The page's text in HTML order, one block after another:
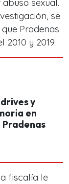
sexual.
se
Pradenas
y 2019.
y
en
fiscalía le